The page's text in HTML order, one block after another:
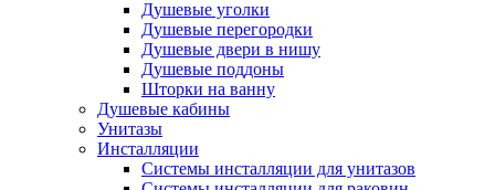
Душевые уголки
Душевые перегородки
Душевые двери в нишу
Душевые поддоны
Шторки на ванну
Душевые кабины
Унитазы
Инсталляции
Системы инсталляции для унитазов